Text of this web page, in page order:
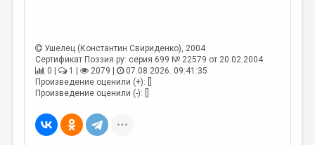
СТРАНИЦЫ ПАМЯТИ
ОБЪЯВЛЕНИЯ
РЕДКОЛЛЕГИЯ
Ушелец (Константин Свириденко), 2004
Сертификат Поэзия.ру: серия 699 № 22579 от 20.02.2004
0 |
1 | 2079 |
07.08.2026. 09:41:35
Произведение оценили (+): []
Произведение оценили (-): []